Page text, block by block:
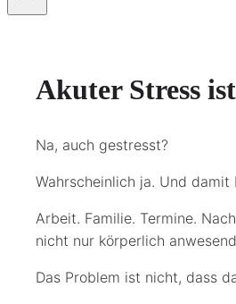
Akuter Stress
Na, auch gestresst?
Wahrscheinlich ja. Und
Arbeit. Familie. Termine.
nicht nur körperlich
Das Problem ist nicht, dass